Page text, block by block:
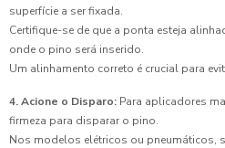
superfície a ser fixada.
Certifique-se de que a ponta esteja
onde o pino será inserido.
Um alinhamento correto é crucial para
4. Acione o Disparo: Para aplicadores
firmeza para disparar o pino.
Nos modelos elétricos ou pneumáticos,